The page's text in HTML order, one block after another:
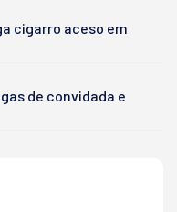
cigarro aceso em
de convidada e